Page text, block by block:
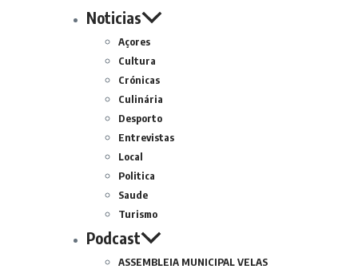
Noticias
Açores
Cultura
Crónicas
Culinária
Desporto
Entrevistas
Local
Politica
Saude
Turismo
Podcast
ASSEMBLEIA MUNICIPAL VELAS